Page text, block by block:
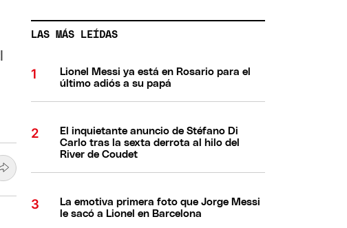
LAS MÁS LEÍDAS
Lionel Messi ya está en Rosario para el
último adiós a su papá
El inquietante anuncio de Stéfano Di
Carlo tras la sexta derrota al hilo del
River de Coudet
La emotiva primera foto que Jorge Messi
le sacó a Lionel en Barcelona